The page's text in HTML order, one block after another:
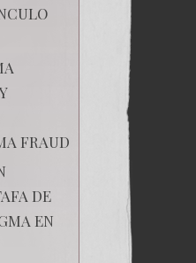
FRAUD
DE
EN